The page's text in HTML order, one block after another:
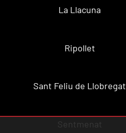
La Llacuna
Ripollet
Sant Feliu de Llobregat
Sentmenat